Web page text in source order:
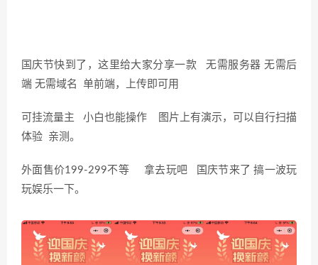
国庆节快到了，这里给大家分享一款 无需服务器 无需后
端 无需域名 单前端，上传即可用
可挂流量主 小白也能操作 图片上有演示，可以自行扫描
体验 亲测。
外面售价199-299不等 拿去玩吧 国庆节来了 搞一波玩
玩娱乐一下。